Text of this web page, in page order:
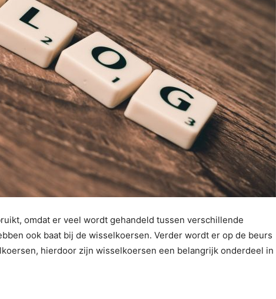
omdat er veel wordt gehandeld tussen verschillende
ook baat bij de wisselkoersen. Verder wordt er op de beurs
hierdoor zijn wisselkoersen een belangrijk onderdeel in